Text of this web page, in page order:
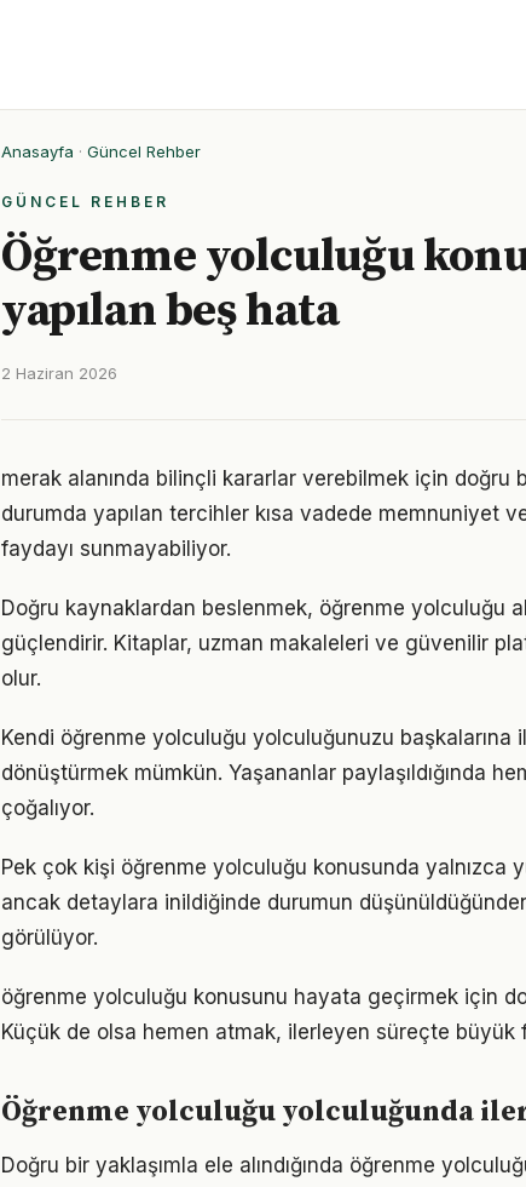
Anasayfa · Güncel Rehber
GÜNCEL REHBER
Öğrenme yolculuğu
yapılan beş hata
2 Haziran 2026
merak alanında bilinçli kararlar verebilmek için doğru
durumda yapılan tercihler kısa vadede memnuniyet
faydayı sunmayabiliyor.
Doğru kaynaklardan beslenmek, öğrenme yolculuğu
güçlendirir. Kitaplar, uzman makaleleri ve güvenilir
olur.
Kendi öğrenme yolculuğu yolculuğunuzu başkalarına
dönüştürmek mümkün. Yaşananlar paylaşıldığında
çoğalıyor.
Pek çok kişi öğrenme yolculuğu konusunda yalnızca
ancak detaylara inildiğinde durumun
görülüyor.
öğrenme yolculuğu konusunu hayata geçirmek için
Küçük de olsa hemen atmak, ilerleyen süreçte büyük
Öğrenme yolculuğu yolculuğunda
Doğru bir yaklaşımla ele alındığında öğrenme